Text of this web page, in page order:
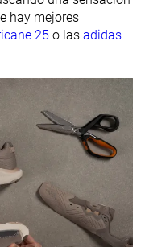
Estándar
las
Todas las
estaciones
41% inferior #240 35%
Top 48% #165 Top 45%
hay mejores
25 o las adidas